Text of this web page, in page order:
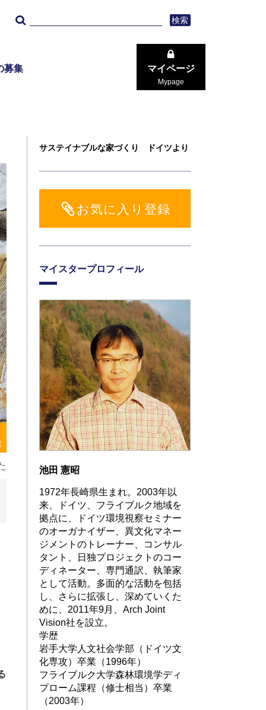
検索
募集 マイページ
Mypage
サステイナブルな家づくり ドイツより
お気に入り登録
マイスタープロフィール
池田 憲昭
1972年長崎県生まれ。2003年以
来、ドイツ、フライブルク地域を
拠点に、ドイツ環境視察セミナー
のオーガナイザー、異文化マネー
ジメントのトレーナー、コンサル
タント、日独プロジェクトのコー
ディネーター、専門通訳、執筆家
として活動。多面的な活動を包括
し、さらに拡張し、深めていくた
めに、2011年9月、Arch Joint
Vision社を設立。
学歴
岩手大学人文社会学部（ドイツ文
化専攻）卒業（1996年）
フライブルク大学森林環境学ディ
プローム課程（修士相当）卒業
（2003年）